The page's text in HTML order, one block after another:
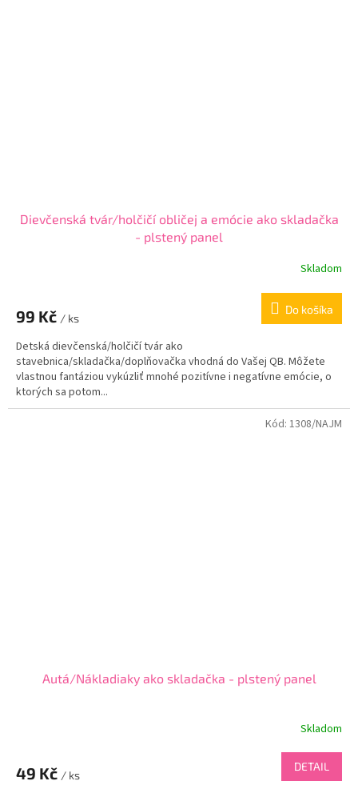
Dievčenská tvár/holčičí obličej a emócie ako skladačka
- plstený panel
Skladom
99 Kč / ks
Do košíka
Detská dievčenská/holčičí tvár ako
stavebnica/skladačka/doplňovačka vhodná do Vašej QB. Môžete
vlastnou fantáziou vykúzliť mnohé pozitívne i negatívne emócie, o
ktorých sa potom...
Autá/Nákladiaky ako skladačka - plstený panel
Skladom
49 Kč / ks
DETAIL
Kód: 1308/NAJM